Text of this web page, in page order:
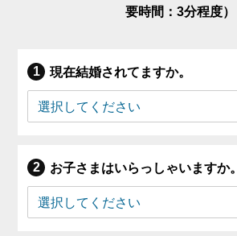
要時間：3分程度）
現在結婚されてますか。
お子さまはいらっしゃいますか。